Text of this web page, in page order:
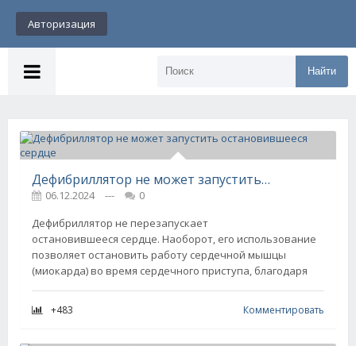
Авторизация
Найти
Дефибриллятор не может запустить остановившееся сердце
06.12.2024 ---
0
Дефибриллятор не перезапускает
остановившееся сердце. Наоборот, его использование
позволяет остановить работу сердечной мышцы
(миокарда) во время сердечного приступа, благодаря
+483 Комментировать